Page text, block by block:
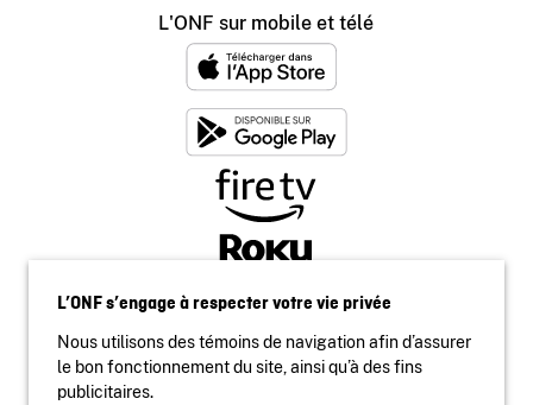
L'ONF sur mobile et télé
L’ONF s’engage à respecter votre vie privée
Nous utilisons des témoins de navigation afin d’assurer
le bon fonctionnement du site, ainsi qu’à des fins
publicitaires.